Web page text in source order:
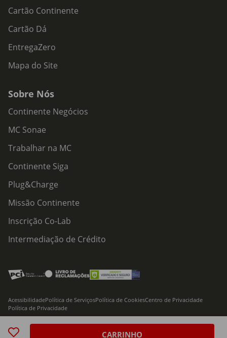
CARRINHO
Cartão Continente
Cartão Dá
EntregaZero
Mapa do Site
Sobre Nós
Continente Negócios
MC Sonae
Trabalhar na MC
Continente Siga
Plug&Charge
Missão Continente
Inscrição Co-Lab
Intermediação de Crédito
© 2026 Modelo Continente Hipermercados, S.A. Todos os direitos reservados
AcessibilidadePolítica de ServiçosPolítica de CookiesCentro de Privacidade
Política de Privacidade